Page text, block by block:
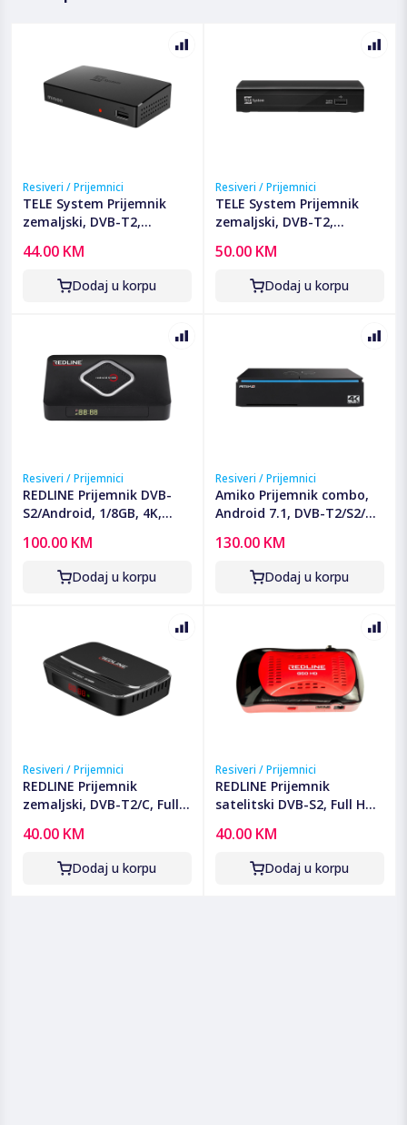
Resiveri / Prijemnici
TELE System Prijemnik
zemaljski, DVB-T2,
MINION/01
44.00 KM
Dodaj u korpu
Resiveri / Prijemnici
TELE System Prijemnik
zemaljski, DVB-T2,
TS6815 T2 HEVC
50.00 KM
Dodaj u korpu
Resiveri / Prijemnici
REDLINE Prijemnik DVB-
S2/Android, 1/8GB, 4K,
REDROID S100
100.00 KM
Dodaj u korpu
Resiveri / Prijemnici
Amiko Prijemnik combo,
Android 7.1, DVB-T2/S2/C,
130.00 KM
Dodaj u korpu
Resiveri / Prijemnici
REDLINE Prijemnik
zemaljski, DVB-T2/C, Full
T30
40.00 KM
Dodaj u korpu
Resiveri / Prijemnici
REDLINE Prijemnik
satelitski DVB-S2, Full HD,
40.00 KM
Dodaj u korpu